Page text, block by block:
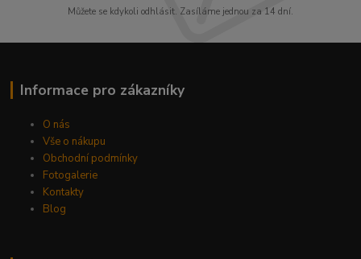
Můžete se kdykoli odhlásit. Zasíláme jednou za 14 dní.
Informace pro zákazníky
O nás
Vše o nákupu
Obchodní podmínky
Fotogalerie
Kontakty
Blog